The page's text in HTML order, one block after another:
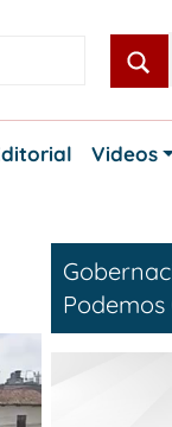
Videos
Podemos